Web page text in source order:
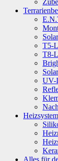
T5-
T8-
UV-
Alles für